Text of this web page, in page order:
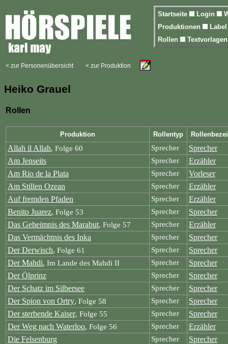
Startseite Login
Produktionen
Rollen
< zur Personenübersicht < zur Produktion
Heiko Grauel
Rollen
Produktion Rollentyp
Allah il Allah, Folge 60 Sprecher
Sprecher
Am Jenseits
Sprecher
Erzähler
Am Rio de la Plata
Sprecher
Vorleser
Am Stillen Ozean
Sprecher
Erzähler
Auf fremden Pfaden
Sprecher
Erzähler
Benito Juarez, Folge 53 Sprecher
Sprecher
Das Geheimnis des Marabut, Folge 57 Sprecher
Erzähler
Das Vermächtnis des Inka
Sprecher
Sprecher
Der Derwisch, Folge 61 Sprecher
Sprecher
Der Mahdi, Im Lande des Mahdi II Sprecher
Sprecher
Der Ölprinz
Sprecher
Sprecher
Der Schatz im Silbersee
Sprecher
Sprecher
Der Spion von Ortry, Folge 58 Sprecher
Sprecher
Der sterbende Kaiser, Folge 55 Sprecher
Sprecher
Der Weg nach Waterloo, Folge 56 Sprecher
Erzähler
Die Felsenburg
Sprecher
Sprecher